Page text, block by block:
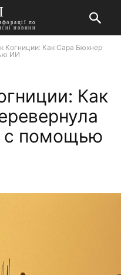
по
новини
Когниции: Как Сара Бюхнер
ИИ
Как
с помощью